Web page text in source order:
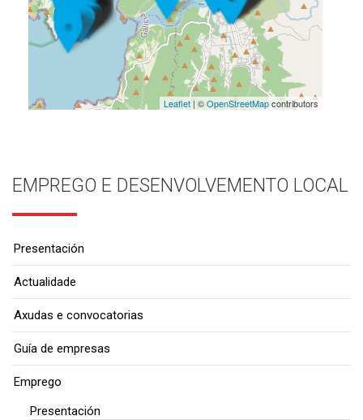
Leaflet| ©OpenStreetMapcontributors
EMPREGO E DESENVOLVEMENTO LOCAL
Presentación
Actualidade
Axudas e convocatorias
Guía de empresas
Emprego
Presentación